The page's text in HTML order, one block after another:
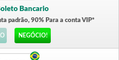
Bancario
padrão, 90% Para a conta VIP*
NEGÓCIO!